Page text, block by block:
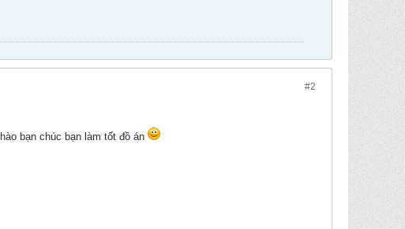
#2
bạn chúc bạn làm tốt đồ án